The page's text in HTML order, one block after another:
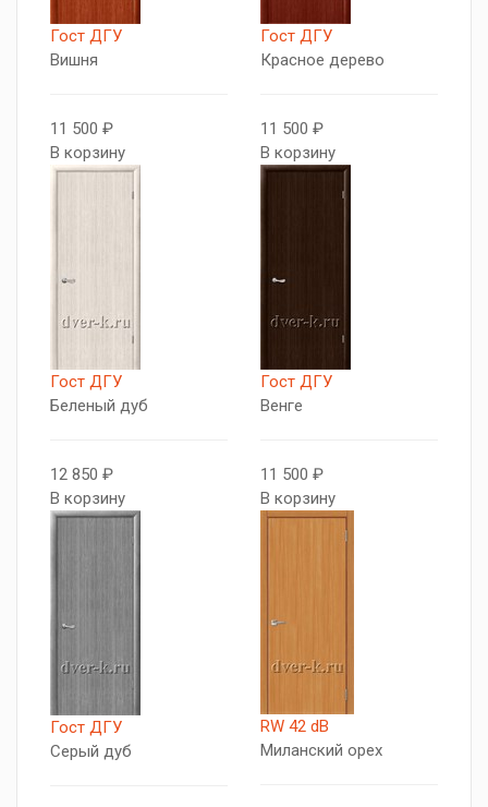
Гост ДГУ
Вишня
11 500 ₽
В корзину
Гост ДГУ
Красное дерево
11 500 ₽
В корзину
Гост ДГУ
Беленый дуб
12 850 ₽
В корзину
Гост ДГУ
Венге
11 500 ₽
В корзину
Гост ДГУ
Серый дуб
RW 42 dB
Миланский орех